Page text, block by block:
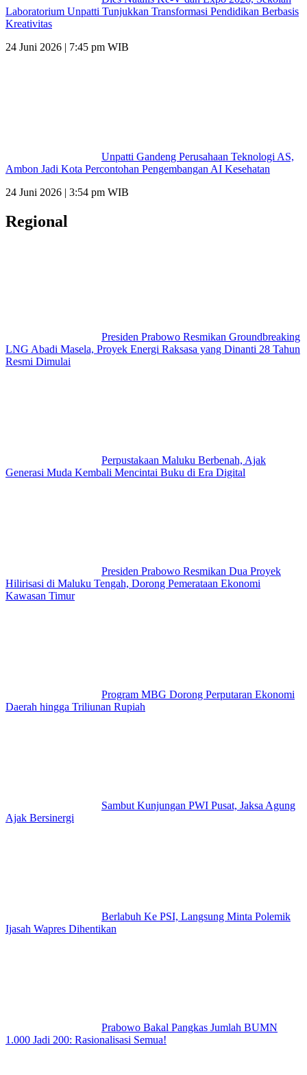
Laboratorium Unpatti Tunjukkan Transformasi Pendidikan Berbasis
Kreativitas
24 Juni 2026 | 7:45 pm WIB
Unpatti Gandeng Perusahaan Teknologi AS,
Ambon Jadi Kota Percontohan Pengembangan AI Kesehatan
24 Juni 2026 | 3:54 pm WIB
Regional
Presiden Prabowo Resmikan Groundbreaking
LNG Abadi Masela, Proyek Energi Raksasa yang Dinanti 28 Tahun
Resmi Dimulai
Perpustakaan Maluku Berbenah, Ajak
Generasi Muda Kembali Mencintai Buku di Era Digital
Presiden Prabowo Resmikan Dua Proyek
Hilirisasi di Maluku Tengah, Dorong Pemerataan Ekonomi
Kawasan Timur
Program MBG Dorong Perputaran Ekonomi
Daerah hingga Triliunan Rupiah
Sambut Kunjungan PWI Pusat, Jaksa Agung
Ajak Bersinergi
Berlabuh Ke PSI, Langsung Minta Polemik
Ijasah Wapres Dihentikan
Prabowo Bakal Pangkas Jumlah BUMN
1.000 Jadi 200: Rasionalisasi Semua!